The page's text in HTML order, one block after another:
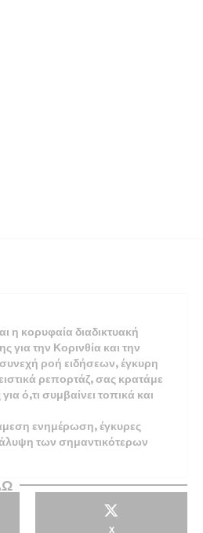
η κορυφαία διαδικτυακή
την Κορινθία και την
ροή ειδήσεων, έγκυρη
ρεπορτάζ, σας κρατάμε
ό,τι συμβαίνει τοπικά και
ενημέρωση, έγκυρες
των σημαντικότερων
X